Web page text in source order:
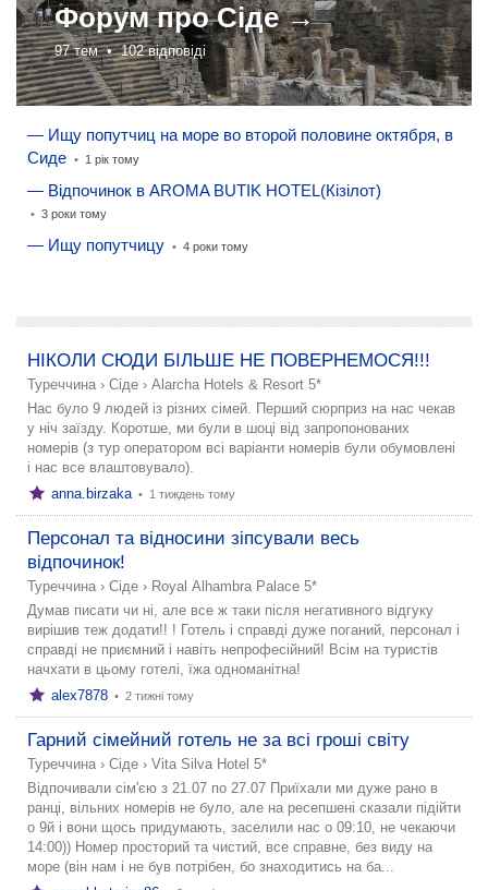
Форум проСіде →
97 тем •102 відповіді
— Ищу попутчиц на море во второй половине октября, в
Сиде • 1 рік тому
— Відпочинок в AROMA BUTIK HOTEL(Кізілот)
• 3 роки тому
— Ищу попутчицу • 4 роки тому
НІКОЛИ СЮДИ БІЛЬШЕ НЕ ПОВЕРНЕМОСЯ!!!
Туреччина › Сіде › Alarcha Hotels & Resort 5*
Нас було 9 людей із різних сімей. Перший сюрприз на нас чекав
у ніч заїзду. Коротше, ми були в шоці від запропонованих
номерів (з тур оператором всі варіанти номерів були обумовлені
і нас все влаштовувало).
anna.birzaka • 1 тиждень тому
Персонал та відносини зіпсували весь
відпочинок!
Туреччина › Сіде › Royal Alhambra Palace 5*
Думав писати чи ні, але все ж таки після негативного відгуку
вирішив теж додати!! ! Готель і справді дуже поганий, персонал і
справді не приємний і навіть непрофесійний! Всім на туристів
начхати в цьому готелі, їжа одноманітна!
alex7878 • 2 тижні тому
Гарний сімейний готель не за всі гроші світу
Туреччина › Сіде › Vita Silva Hotel 5*
Відпочивали сім'єю з 21.07 по 27.07 Приїхали ми дуже рано в
ранці, вільних номерів не було, але на ресепшені сказали підійти
о 9й і вони щось придумають, заселили нас о 09:10, не чекаючи
14:00)) Номер просторий та чистий, все справне, без виду на
море (він нам і не був потрібен, бо знаходитись на ба...